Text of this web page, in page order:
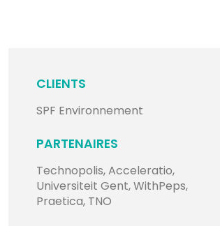
CLIENTS
SPF Environnement
PARTENAIRES
Technopolis, Acceleratio,
Universiteit Gent, WithPeps,
Praetica, TNO